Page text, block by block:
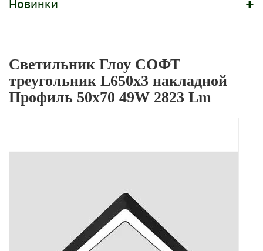
Новинки
Светильник Глоу СОФТ
треугольник L650х3 накладной
Профиль 50х70 49W 2823 Lm